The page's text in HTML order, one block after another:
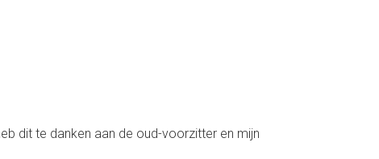
dit te danken aan de oud-voorzitter en mijn